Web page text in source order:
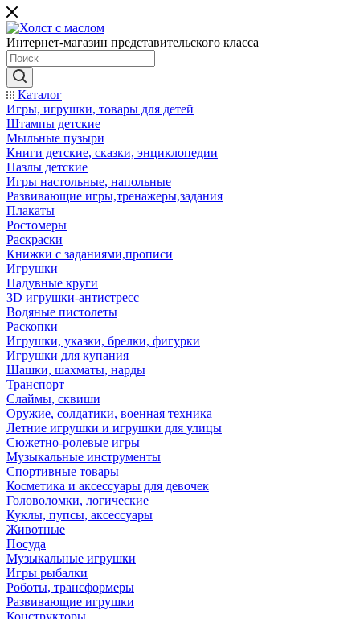
Интернет-магазин представительского класса
Каталог
Игры, игрушки, товары для детей
Штампы детские
Мыльные пузыри
Книги детские, сказки, энциклопедии
Пазлы детские
Игры настольные, напольные
Развивающие игры,тренажеры,задания
Плакаты
Ростомеры
Раскраски
Книжки с заданиями,прописи
Игрушки
Надувные круги
3D игрушки-антистресс
Водяные пистолеты
Раскопки
Игрушки, указки, брелки, фигурки
Игрушки для купания
Шашки, шахматы, нарды
Транспорт
Слаймы, сквиши
Оружие, солдатики, военная техника
Летние игрушки и игрушки для улицы
Сюжетно-ролевые игры
Музыкальные инструменты
Спортивные товары
Косметика и аксессуары для девочек
Головоломки, логические
Куклы, пупсы, аксессуары
Животные
Посуда
Музыкальные игрушки
Игры рыбалки
Роботы, трансформеры
Развивающие игрушки
Конструкторы